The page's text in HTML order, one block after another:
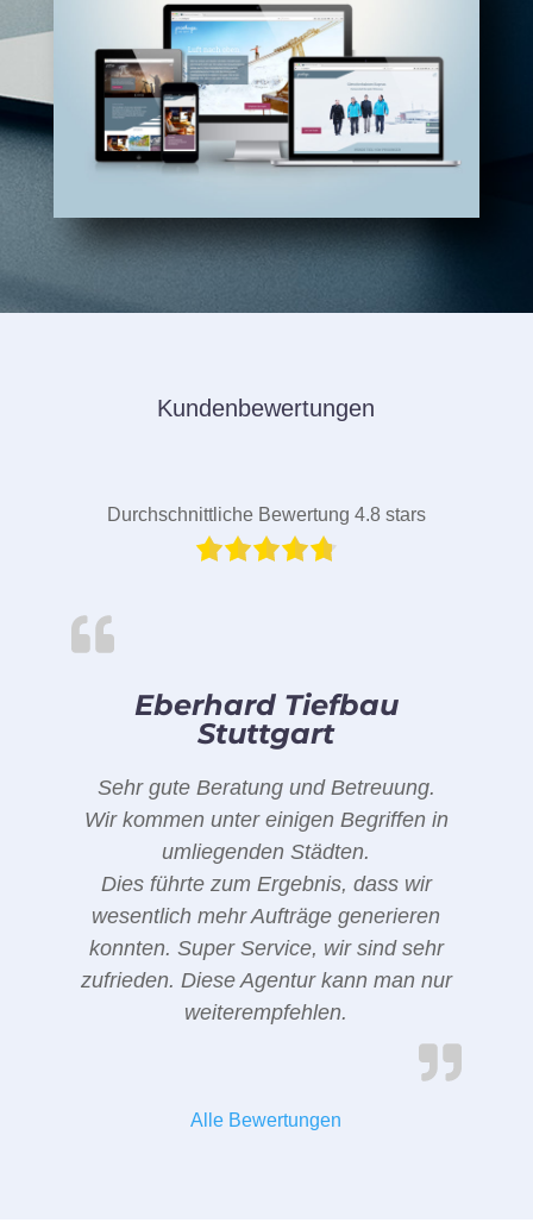
Kundenbewertungen
Durchschnittliche Bewertung 4.8 stars
Eberhard Tiefbau
Stuttgart
Sehr gute Beratung und Betreuung.
Wir kommen unter einigen Begriffen in
umliegenden Städten.
Dies führte zum Ergebnis, dass wir
wesentlich mehr Aufträge generieren
konnten. Super Service, wir sind sehr
zufrieden. Diese Agentur kann man nur
weiterempfehlen.
Alle Bewertungen